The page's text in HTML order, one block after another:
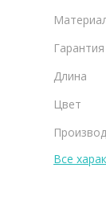
Гарантия
Длина
Цвет
Все